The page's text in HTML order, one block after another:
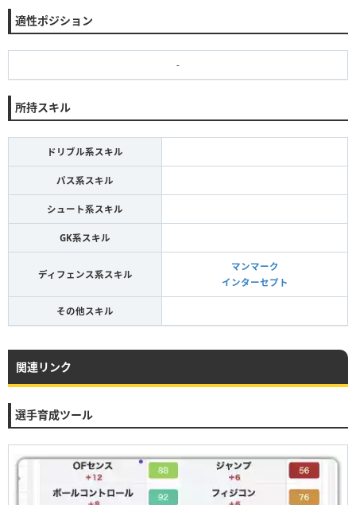
適性ポジション
-
所持スキル
ドリブル系スキル
パス系スキル
シュート系スキル
GK系スキル
ディフェンス系スキル
マンマーク
インターセプト
その他スキル
関連リンク
選手育成ツール